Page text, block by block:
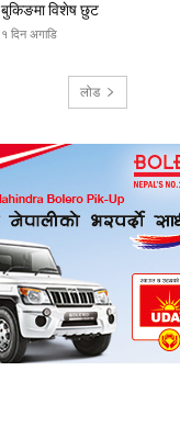
बुकिङमा विशेष छुट
१ दिन अगाडि
लोड